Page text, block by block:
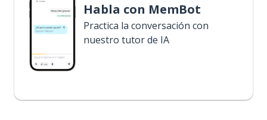
Habla con MemBot
Practica la conversación con
nuestro tutor de IA